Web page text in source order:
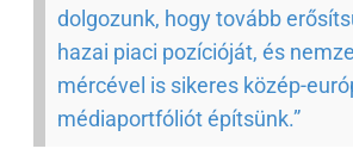
dolgozunk, hogy tovább
hazai piaci pozícióját, és
mércével is sikeres közép-
médiaportfóliót építsünk.”